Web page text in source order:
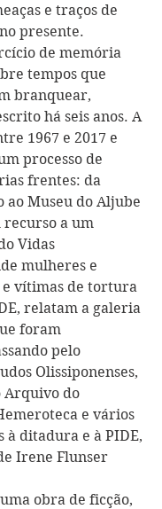
e traços de
presente.
de memória
tempos que
branquear,
há seis anos. A
1967 e 2017 e
processo de
frentes: da
ao Museu do Aljube
recurso a um
Vidas
mulheres e
e vítimas de tortura
relatam a galeria
foram
pelo
Olissiponenses,
Arquivo do
e vários
à ditadura e à PIDE,
Irene Flunser
obra de ficção,